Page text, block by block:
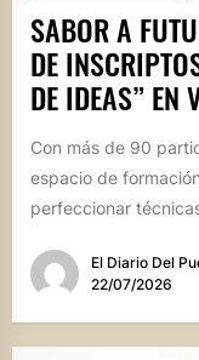
SABOR A
DE
DE IDEAS” EN
Con más de 90
espacio de
perfeccionar
El Diario Del
22/07/2026